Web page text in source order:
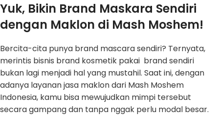
Yuk, Bikin Brand Maskara Sendiri
dengan Maklon di Mash Moshem!
Bercita-cita punya brand mascara sendiri? Ternyata,
merintis bisnis brand kosmetik pakai brand sendiri
bukan lagi menjadi hal yang mustahil. Saat ini, dengan
adanya layanan jasa maklon dari Mash Moshem
Indonesia, kamu bisa mewujudkan mimpi tersebut
secara gampang dan tanpa nggak perlu modal besar.